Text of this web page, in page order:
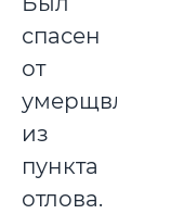
спасен
от
умерщвления
из
пункта
отлова.